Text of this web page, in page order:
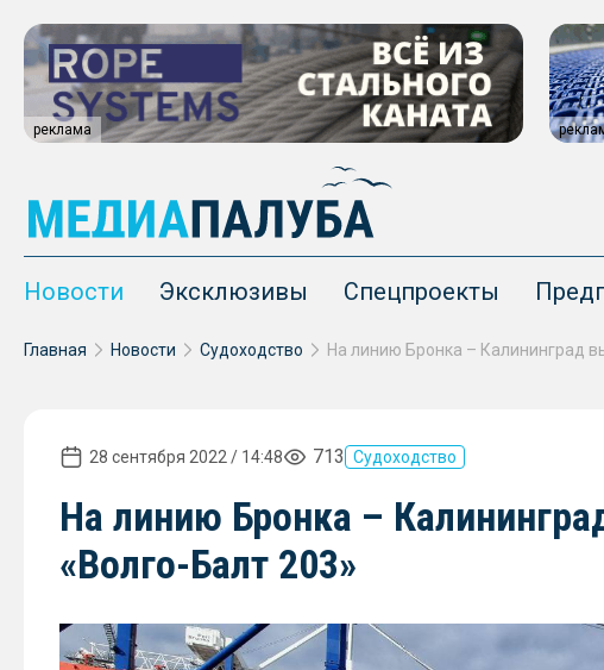
реклама
Новости Эксклюзивы Спецпроекты
Главная Новости Судоходство
28 сентября 2022 / 14:48 713 Судоходство
На линию Бронка –
«Волго-Балт 203»